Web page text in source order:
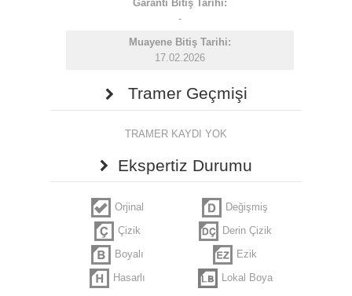
Garanti Bitiş Tarihi:
-
Muayene Bitiş Tarihi:
17.02.2026
Tramer Geçmişi
TRAMER KAYDI YOK
Ekspertiz Durumu
Orjinal
Değişmiş
Çizik
Derin Çizik
Boyalı
Ezik
Hasarlı
Lokal Boya